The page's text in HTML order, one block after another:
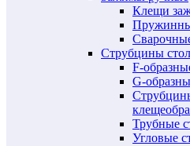
Клещи
Струбцины
F-
G-
Трубные
Угловые